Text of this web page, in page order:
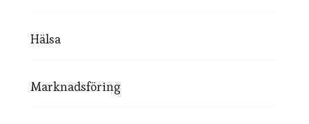
Hälsa
Marknadsföring